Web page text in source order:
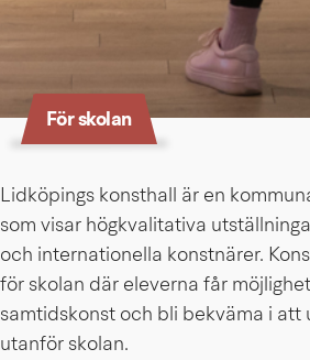
För skolan
Lidköpings konsthall är en
som visar högkvalitativa
och internationella konstnärer.
för skolan där eleverna får
samtidskonst och bli bekväma i att
utanför skolan.